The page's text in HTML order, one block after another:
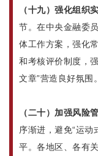
（十九）强化组织实
节。在中央金融委
体工作方案，强化
和考核评价制度，
文章”营造良好氛
（二十）加强风险管
序渐进，避免“运动
平。各地区、各有